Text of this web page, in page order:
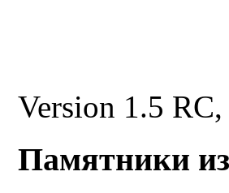
Version 1.5
Памятники